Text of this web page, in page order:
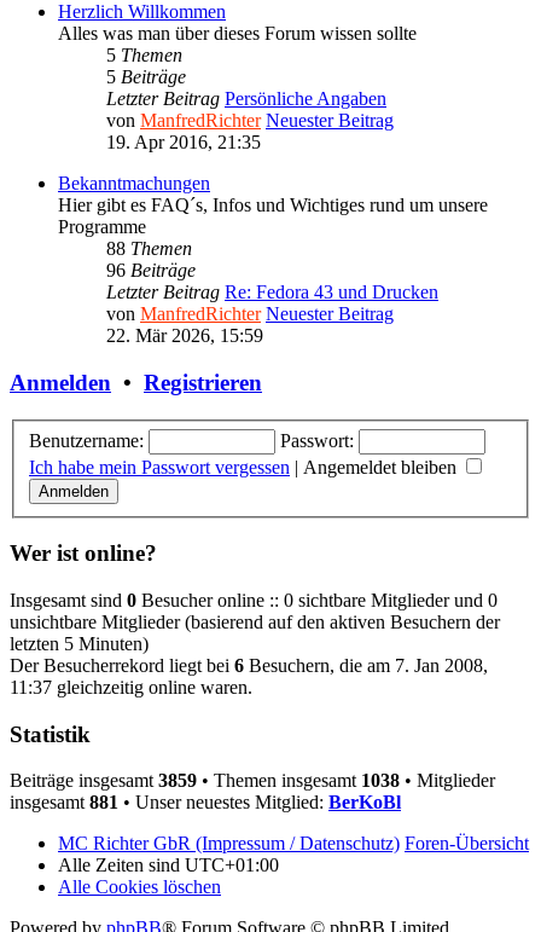
Herzlich Willkommen
Alles was man über dieses Forum wissen sollte
5 Themen
5 Beiträge
Letzter Beitrag Persönliche Angaben
von ManfredRichter Neuester Beitrag
19. Apr 2016, 21:35
Bekanntmachungen
Hier gibt es FAQ´s, Infos und Wichtiges rund um unsere
Programme
88 Themen
96 Beiträge
Letzter Beitrag Re: Fedora 43 und Drucken
von ManfredRichter Neuester Beitrag
22. Mär 2026, 15:59
Anmelden • Registrieren
Benutzername:
Passwort:
Ich habe mein Passwort vergessen | Angemeldet bleiben
Wer ist online?
Insgesamt sind 0 Besucher online :: 0 sichtbare Mitglieder und 0
unsichtbare Mitglieder (basierend auf den aktiven Besuchern der
letzten 5 Minuten)
Der Besucherrekord liegt bei 6 Besuchern, die am 7. Jan 2008,
11:37 gleichzeitig online waren.
Statistik
Beiträge insgesamt 3859 • Themen insgesamt 1038 • Mitglieder
insgesamt 881 • Unser neuestes Mitglied: BerKoBl
MC Richter GbR (Impressum / Datenschutz) Foren-Übersicht
Alle Zeiten sind UTC+01:00
Alle Cookies löschen